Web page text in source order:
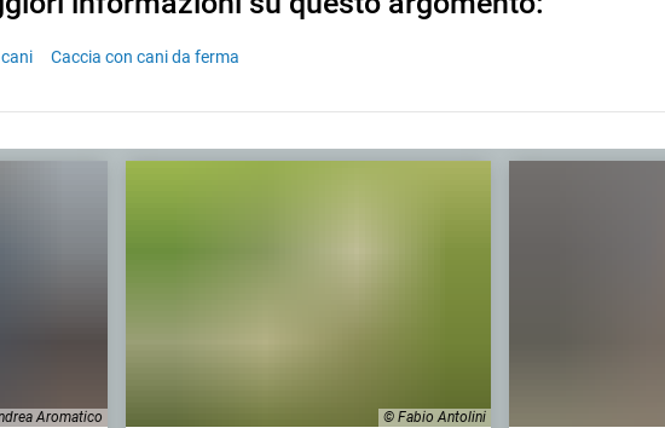
Caccia con cani da ferma
Aromatico © Fabio Antolini